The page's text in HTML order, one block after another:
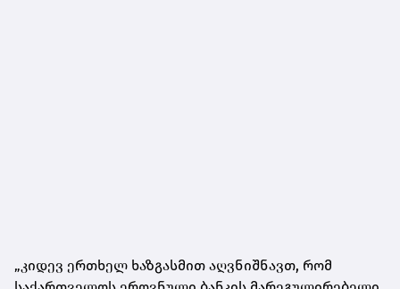
„კიდევ ერთხელ ხაზგასმით აღვნიშნავთ, რომ